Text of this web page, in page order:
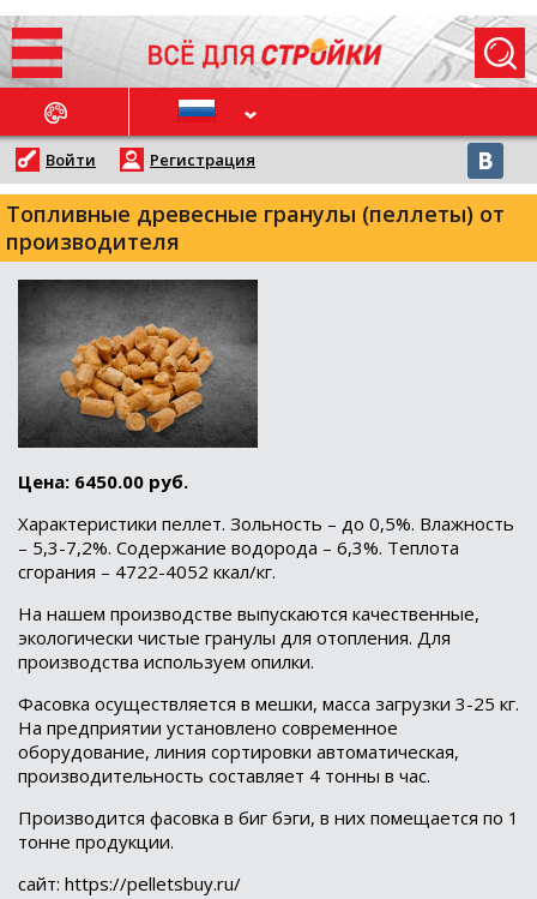
НОВОСТИ
Войти Регистрация
Топливные древесные гранулы (пеллеты) от
производителя
Цена: 6450.00 руб.
Характеристики пеллет. Зольность – до 0,5%. Влажность
– 5,3-7,2%. Содержание водорода – 6,3%. Теплота
сгорания – 4722-4052 ккал/кг.
На нашем производстве выпускаются качественные,
экологически чистые гранулы для отопления. Для
производства используем опилки.
Фасовка осуществляется в мешки, масса загрузки 3-25 кг.
На предприятии установлено современное
оборудование, линия сортировки автоматическая,
производительность составляет 4 тонны в час.
Производится фасовка в биг бэги, в них помещается по 1
тонне продукции.
сайт: https://pelletsbuy.ru/